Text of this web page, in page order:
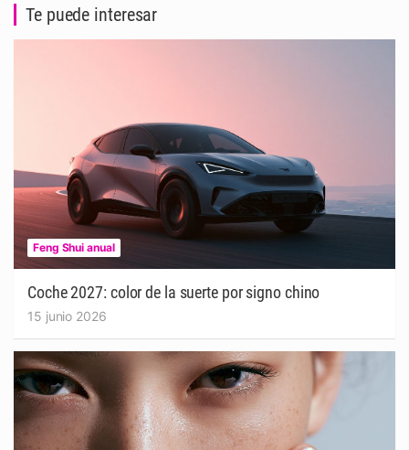
Te puede interesar
Feng Shui anual
Coche 2027: color de la suerte por signo chino
15 junio 2026